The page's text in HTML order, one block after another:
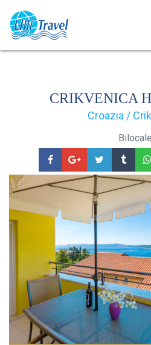
CRIKVENICA
Croazia /
Bilocale